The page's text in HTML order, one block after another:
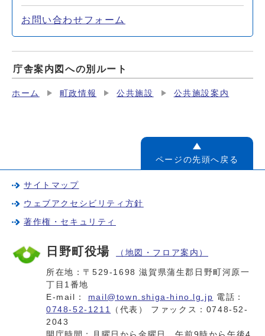
お問い合わせフォーム
庁舎案内図への別ルート
ホーム 町政情報 公共施設 公共施設案内
ページの先頭へ戻る
サイトマップ
ウェブアクセシビリティ方針
著作権・セキュリティ
日野町役場 （地図・フロア案内）
所在地：〒529-1698 滋賀県蒲生郡日野町河原一
丁目1番地
E-mail： mail@town.shiga-hino.lg.jp 電話：
0748-52-1211 （代表） ファックス：0748-52-
2043